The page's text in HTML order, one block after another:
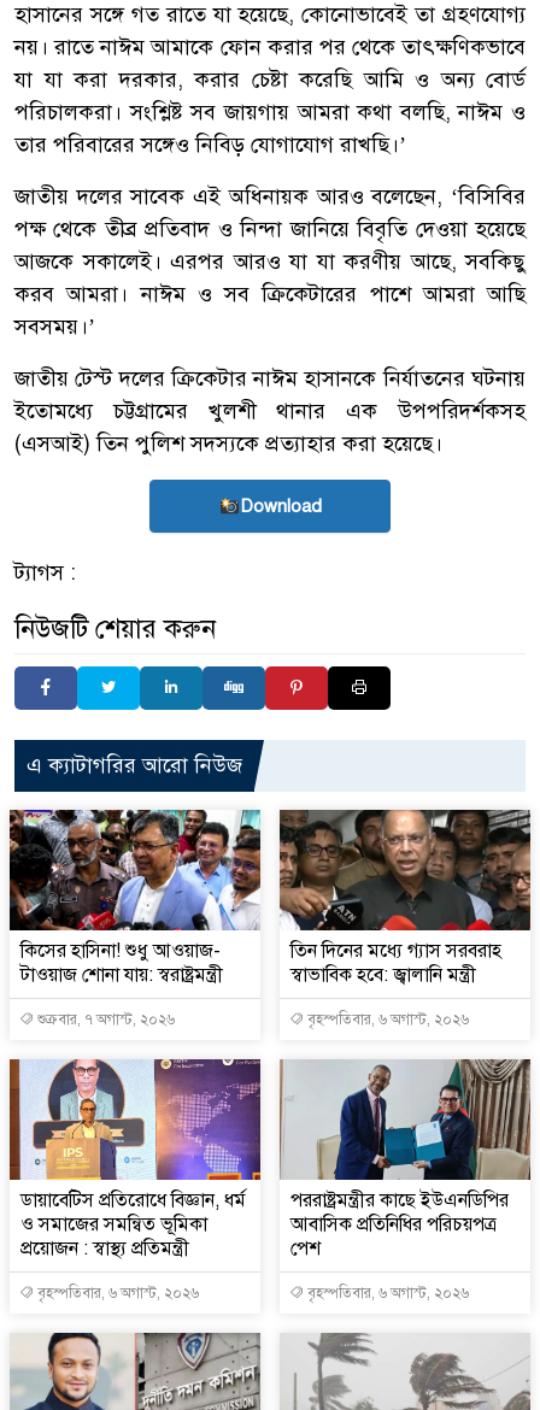
হাসানের সঙ্গে গত রাতে যা হয়েছে, কোনোভাবেই তা গ্রহণযোগ্য
নয়। রাতে নাঈম আমাকে ফোন করার পর থেকে তাৎক্ষণিকভাবে
যা যা করা দরকার, করার চেষ্টা করেছি আমি ও অন্য বোর্ড
পরিচালকরা। সংশ্লিষ্ট সব জায়গায় আমরা কথা বলছি, নাঈম ও
তার পরিবারের সঙ্গেও নিবিড় যোগাযোগ রাখছি।’
জাতীয় দলের সাবেক এই অধিনায়ক আরও বলেছেন, ‘বিসিবির
পক্ষ থেকে তীব্র প্রতিবাদ ও নিন্দা জানিয়ে বিবৃতি দেওয়া হয়েছে
আজকে সকালেই। এরপর আরও যা যা করণীয় আছে, সবকিছু
করব আমরা। নাঈম ও সব ক্রিকেটারের পাশে আমরা আছি
সবসময়।’
জাতীয় টেস্ট দলের ক্রিকেটার নাঈম হাসানকে নির্যাতনের ঘটনায়
ইতোমধ্যে চট্টগ্রামের খুলশী থানার এক উপপরিদর্শকসহ
(এসআই) তিন পুলিশ সদস্যকে প্রত্যাহার করা হয়েছে।
Download
ট্যাগস :
নিউজটি শেয়ার করুন
এ ক্যাটাগরির আরো নিউজ
কিসের হাসিনা! শুধু আওয়াজ-
টাওয়াজ শোনা যায়: স্বরাষ্ট্রমন্ত্রী
শুক্রবার, ৭ অগাস্ট, ২০২৬
তিন দিনের মধ্যে গ্যাস সরবরাহ
স্বাভাবিক হবে: জ্বালানি মন্ত্রী
বৃহস্পতিবার, ৬ অগাস্ট, ২০২৬
ডায়াবেটিস প্রতিরোধে বিজ্ঞান, ধর্ম
ও সমাজের সমন্বিত ভূমিকা
প্রয়োজন : স্বাস্থ্য প্রতিমন্ত্রী
বৃহস্পতিবার, ৬ অগাস্ট, ২০২৬
পররাষ্ট্রমন্ত্রীর কা‌ছে ইউএনডিপির
আবাসিক প্রতিনিধির পরিচয়পত্র
পেশ
বৃহস্পতিবার, ৬ অগাস্ট, ২০২৬